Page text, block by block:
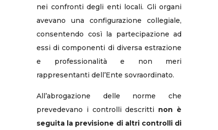
nei confronti degli enti locali. Gli organi
avevano una configurazione collegiale,
consentendo così la partecipazione ad
essi di componenti di diversa estrazione
e professionalità e non meri
rappresentanti dell’Ente sovraordinato.
All’abrogazione delle norme che
prevedevano i controlli descritti non è
seguita la previsione di altri controlli di